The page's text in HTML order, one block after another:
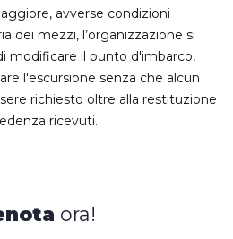
avverse condizioni
dei mezzi, l’organizzazione si
modificare il punto d'imbarco,
l'escursione senza che alcun
richiesto oltre alla restituzione
ricevuti.
ora!